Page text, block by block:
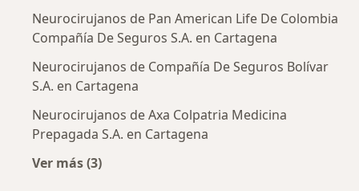
Neurocirujanos de Pan American Life De Colombia
Compañía De Seguros S.A. en Cartagena
Neurocirujanos de Compañía De Seguros Bolívar
S.A. en Cartagena
Neurocirujanos de Axa Colpatria Medicina
Prepagada S.A. en Cartagena
Ver más (3)